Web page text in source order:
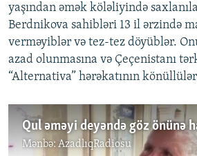
yaşından əmək köləliyində
Berdnikova sahibləri 13 il ərzində
verməyiblər və tez-tez döyüblər.
azad olunmasına və Çeçenistanı
“Alternativa” hərəkatının
Mənbə: AzadlıqRadiosu